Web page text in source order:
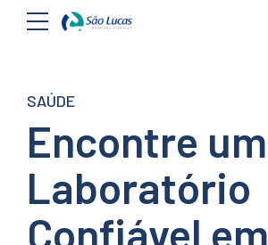
SAÚDE
Encontre um
Laboratório
Confiável em